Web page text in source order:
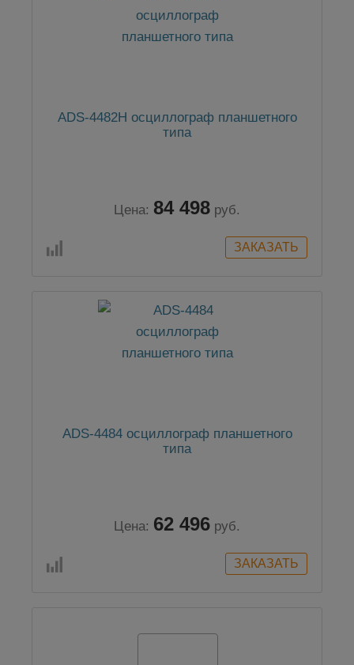
ADS-4482H осциллограф планшетного
типа
Цена: 84 498 руб.
ADS-4484 осциллограф планшетного
типа
Цена: 62 496 руб.